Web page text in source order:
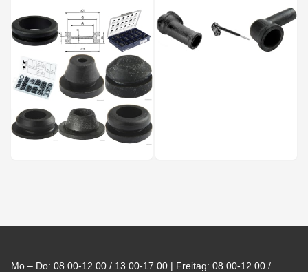
Mo – Do: 08.00-12.00 / 13.00-17.00 | Freitag: 08.00-12.00 /